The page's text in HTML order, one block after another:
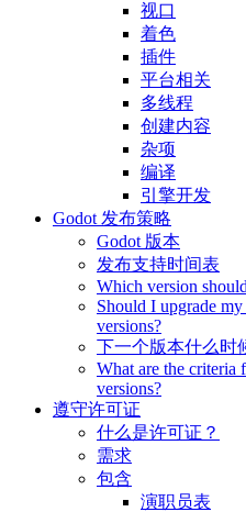
视口
着色
插件
平台相关
多线程
创建内容
杂项
编译
引擎开发
Godot 发布策略
Godot 版本
发布支持时间表
Which version
Should I upgrade
versions?
下一个版本什么时
What are the criteria
versions?
遵守许可证
什么是许可证？
需求
包含
演职员表